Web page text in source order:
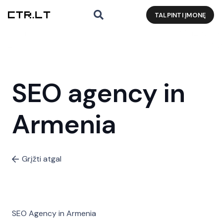
TALPINTI ĮMONĘ
SEO agency in
Armenia
Grįžti atgal
SEO Agency in Armenia